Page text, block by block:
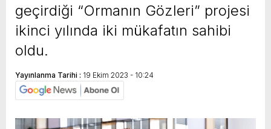
geçirdiği “Ormanın Gözleri” projesi
ikinci yılında iki mükafatın sahibi
oldu.
Yayınlanma Tarihi : 19 Ekim 2023 - 10:24